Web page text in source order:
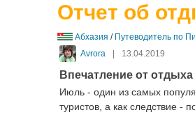
Отчет об
Абхазия / Путеводитель по
Avrora
| 13.04.2019
Впечатление от
Июль - один из самых
туристов, а как следствие -